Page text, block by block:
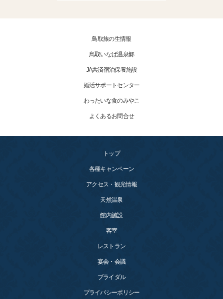
鳥取旅の生情報
鳥取いなば温泉郷
JA共済宿泊保養施設
婚活サポートセンター
わったいな食のみやこ
よくあるお問合せ
トップ
各種キャンペーン
アクセス・観光情報
天然温泉
館内施設
客室
レストラン
宴会・会議
ブライダル
プライバシーポリシー